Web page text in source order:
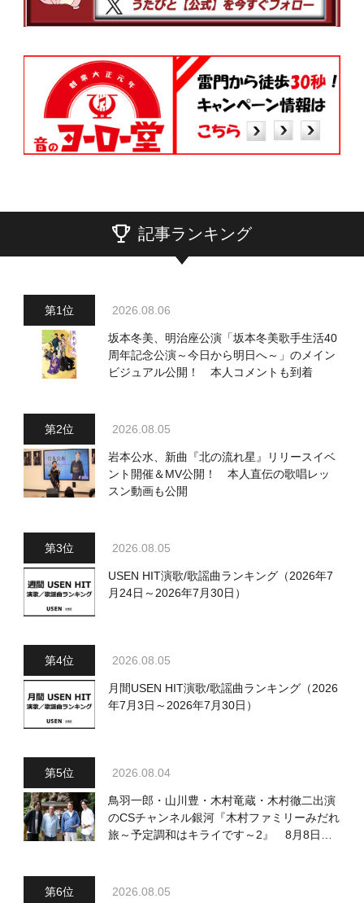
記事ランキング
2026.08.06
坂本冬美、明治座公演「坂本冬美歌手生活40
周年記念公演～今日から明日へ～」のメイン
ビジュアル公開！ 本人コメントも到着
2026.08.05
岩本公水、新曲『北の流れ星』リリースイベ
ント開催＆MV公開！ 本人直伝の歌唱レッ
スン動画も公開
2026.08.05
USEN HIT演歌/歌謡曲ランキング（2026年7
月24日～2026年7月30日）
2026.08.05
月間USEN HIT演歌/歌謡曲ランキング（2026
年7月3日～2026年7月30日）
2026.08.04
鳥羽一郎・山川豊・木村竜蔵・木村徹二出演
のCSチャンネル銀河『木村ファミリーみだれ
旅～予定調和はキライです～2』 8月8日
2026.08.05